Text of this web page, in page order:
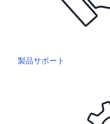
製品サポート